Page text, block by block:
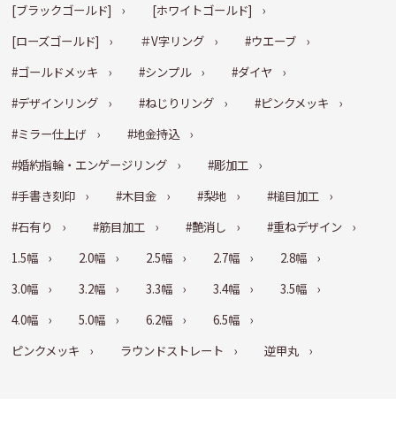
[ブラックゴールド]
[ホワイトゴールド]
[ローズゴールド]
＃V字リング
#ウエーブ
#ゴールドメッキ
#シンプル
#ダイヤ
#デザインリング
#ねじりリング
#ピンクメッキ
#ミラー仕上げ
#地金持込
#婚約指輪・エンゲージリング
#彫加工
#手書き刻印
#木目金 #梨地
#槌目加工
#石有り
#筋目加工 #艶消し
#重ねデザイン
1.5幅
2.0幅 2.5幅 2.7幅
2.8幅
3.0幅
3.2幅 3.3幅 3.4幅
3.5幅
4.0幅
5.0幅 6.2幅
6.5幅
ピンクメッキ
ラウンドストレート 逆甲丸